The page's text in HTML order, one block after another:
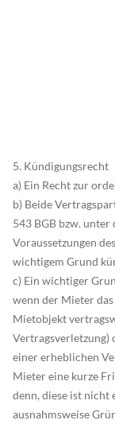
5. Kündigungsrecht
a) Ein Recht zur
b) Beide
543 BGB bzw. unter
Voraussetzungen
wichtigem Grund
c) Ein wichtiger
wenn der Mieter das
Mietobjekt
Vertragsverletzung)
einer erheblichen
Mieter eine kurze
denn, diese ist nicht
ausnahmsweise